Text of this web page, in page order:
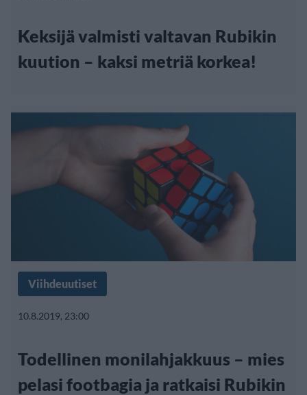
Keksijä valmisti valtavan Rubikin
kuution – kaksi metriä korkea!
Viihdeuutiset
10.8.2019, 23:00
Todellinen monilahjakkuus – mies
pelasi footbagia ja ratkaisi Rubikin